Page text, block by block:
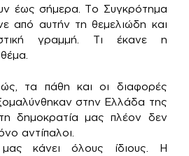
έως σήμερα. Το Συγκρότημα
από αυτήν τη θεμελιώδη και
γραμμή. Τι έκανε η
τα πάθη και οι διαφορές
στην Ελλάδα της
δημοκρατία μας πλέον δεν
αντίπαλοι.
κάνει όλους ίδιους. Η